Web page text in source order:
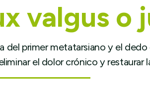
valgus o
del primer metatarsiano y el
el dolor crónico y restaurar